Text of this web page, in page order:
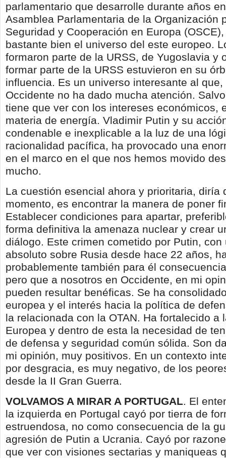
parlamentario que desarrolle durante años
Asamblea Parlamentaria de la Organización
Seguridad y Cooperación en Europa
bastante bien el universo del este europeo.
formaron parte de la URSS, de Yugoslavia y
formar parte de la URSS estuvieron en su
influencia. Es un universo interesante al
Occidente no ha dado mucha atención.
tiene que ver con los intereses económicos,
materia de energía. Vladimir Putin y su
condenable e inexplicable a la luz de una
racionalidad pacífica, ha provocado una
en el marco en el que nos hemos movido
mucho.
La cuestión esencial ahora y prioritaria, diría
momento, es encontrar la manera de poner
Establecer condiciones para apartar,
forma definitiva la amenaza nuclear y crear
diálogo. Este crimen cometido por Putin, con
absoluto sobre Rusia desde hace 22 años,
probablemente también para él
pero que a nosotros en Occidente, en mi
pueden resultar benéficas. Se ha
europea y el interés hacia la política de
la relacionada con la OTAN. Ha fortalecido a
Europea y dentro de esta la necesidad de
de defensa y seguridad común sólida. Son
mi opinión, muy positivos. En un contexto
por desgracia, es muy negativo, de los
desde la II Gran Guerra.
VOLVAMOS A MIRAR A PORTUGAL. El
la izquierda en Portugal cayó por tierra de
estruendosa, no como consecuencia de la
agresión de Putin a Ucrania. Cayó por
que ver con visiones sectarias y maniqueas